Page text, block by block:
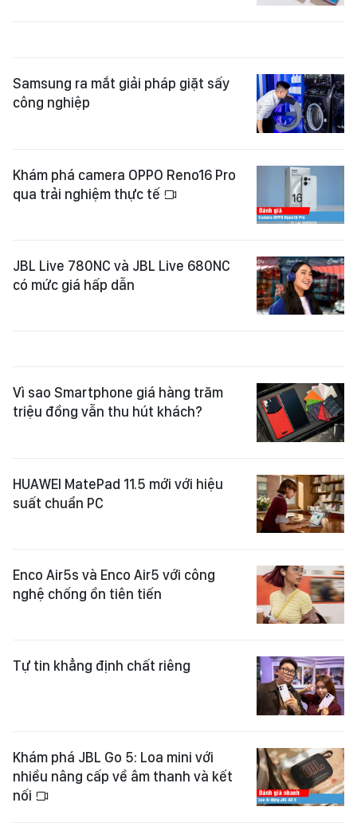
Samsung ra mắt giải pháp giặt sấy
công nghiệp
Khám phá camera OPPO Reno16 Pro
qua trải nghiệm thực tế
JBL Live 780NC và JBL Live 680NC
có mức giá hấp dẫn
Vì sao Smartphone giá hàng trăm
triệu đồng vẫn thu hút khách?
HUAWEI MatePad 11.5 mới với hiệu
suất chuẩn PC
Enco Air5s và Enco Air5 với công
nghệ chống ồn tiên tiến
Tự tin khẳng định chất riêng
Khám phá JBL Go 5: Loa mini với
nhiều nâng cấp về âm thanh và kết
nối